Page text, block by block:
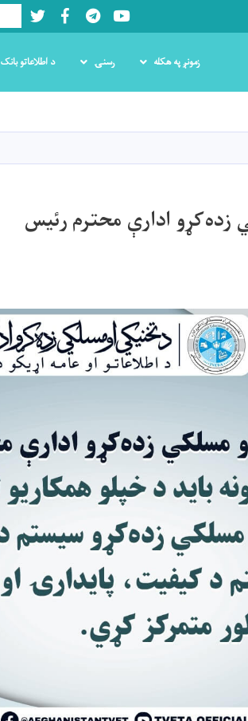
Youtube
LinkedIn
Facebook
Twitter
Search
زمونږ په هکله رسنۍ د اطلاعاتو بانک
ادارې محترم رئیس